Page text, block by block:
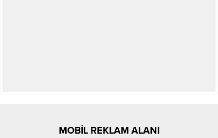
MOBİL REKLAM ALANI